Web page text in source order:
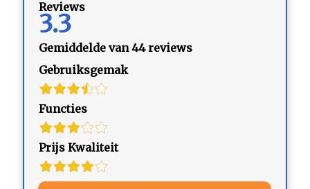
Reviews
3.3
Gemiddelde van 44 reviews
Gebruiksgemak
Functies
Prijs Kwaliteit